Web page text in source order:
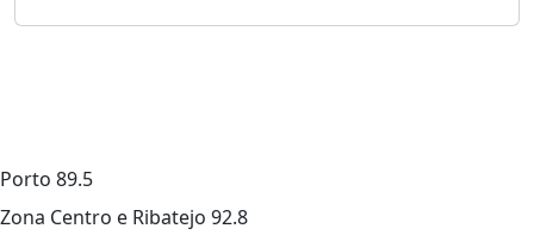
Porto 89.5
Zona Centro e Ribatejo 92.8